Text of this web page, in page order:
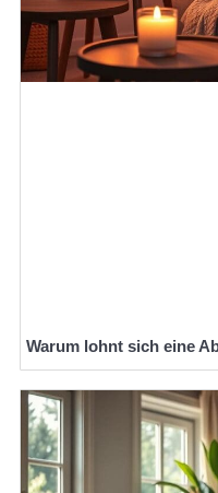
Warum lohnt sich eine